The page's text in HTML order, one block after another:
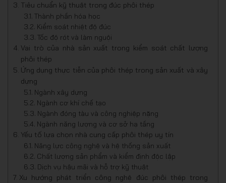
Tiêu chuẩn kỹ thuật trong đúc phôi thép
Thành phần hóa học
Kiểm soát nhiệt độ đúc
Tốc độ rót và làm nguội
Vai trò của nhà sản xuất trong kiểm soát chất lượng
phôi thép
Ứng dụng thực tiễn của phôi thép trong sản xuất và xây
dựng
Ngành xây dựng
Ngành cơ khí chế tạo
Ngành đóng tàu và công nghiệp nặng
Ngành năng lượng và cơ sở hạ tầng
Yếu tố lựa chọn nhà cung cấp phôi thép uy tín
Năng lực công nghệ và hệ thống sản xuất
Chất lượng sản phẩm và kiểm định độc lập
Dịch vụ hậu mãi và hỗ trợ kỹ thuật
Xu hướng phát triển công nghệ đúc phôi thép trong